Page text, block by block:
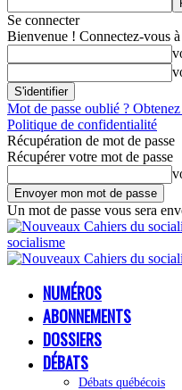
Se connecter
Bienvenue ! Connectez-vous
Mot de passe oublié ?
Politique de confidentialité
Récupération de mot de passe
Récupérer votre mot de passe
Un mot de passe vous sera
socialisme
NUMÉROS
ABONNEMENTS
DOSSIERS
DÉBATS
Débats québécois